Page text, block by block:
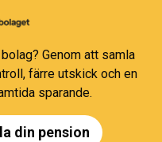
Genom att samla
färre utskick och en
sparande.
din pension